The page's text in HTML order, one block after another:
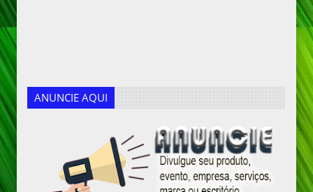
ANUNCIE AQUI